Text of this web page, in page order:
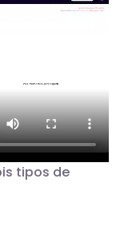
tipos de